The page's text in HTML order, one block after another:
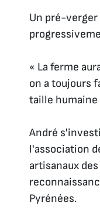
Un pré-
« La ferme
on a toujours
taille humaine
André
l'association
artisanaux
Pyrénées.